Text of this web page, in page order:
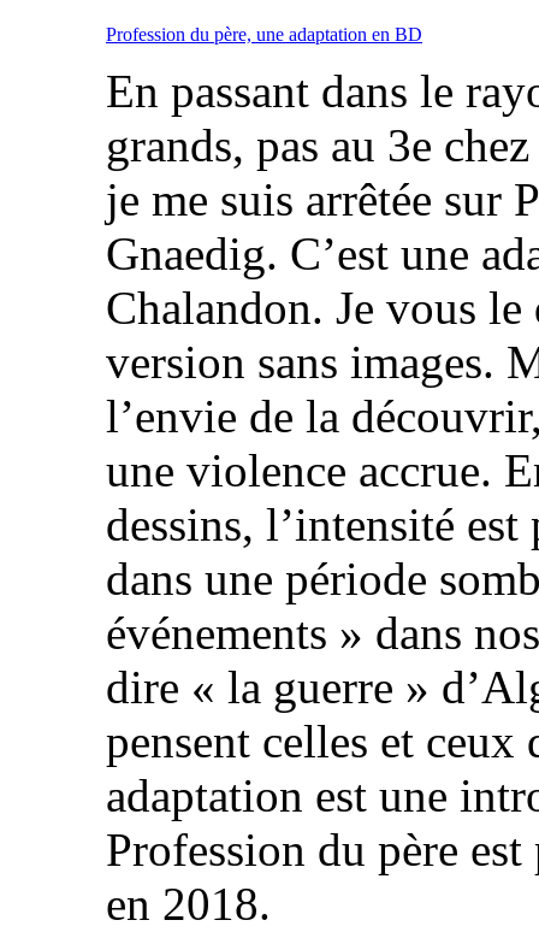
Profession du père, une adaptation en BD
En passant dans le
grands, pas au 3e
je me suis arrêtée sur
Gnaedig. C’est une
Chalandon. Je vous
version sans images.
l’envie de la
une violence accrue.
dessins, l’intensité
dans une période
événements » dans
dire « la guerre »
pensent celles et
adaptation est une
Profession du père
en 2018.